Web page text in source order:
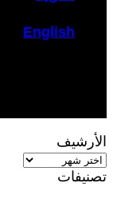
English
الأرشيف
الأرشيف
تصنيفات